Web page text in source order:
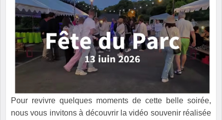
Pour revivre quelques moments de cette belle soirée,
nous vous invitons à découvrir la vidéo souvenir réalisée